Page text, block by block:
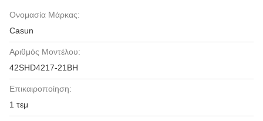
Ονομασία Μάρκας:
Casun
Αριθμός Μοντέλου:
42SHD4217-21BH
Επικαιροποίηση:
1 τεμ